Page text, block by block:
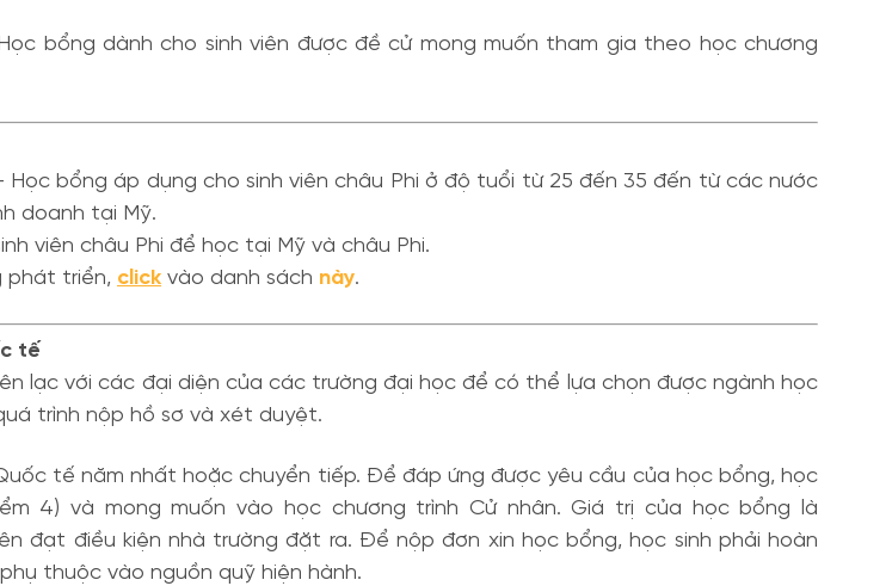
bổng dành cho sinh viên được đề cử mong muốn tham gia theo học chương
Học bổng áp dụng cho sinh viên châu Phi ở độ tuổi từ 25 đến 35 đến từ các nước
doanh tại Mỹ.
viên châu Phi để học tại Mỹ và châu Phi.
phát triển, click vào danh sách này.
tế
lạc với các đại diện của các trường đại học để có thể lựa chọn được ngành học
trình nộp hồ sơ và xét duyệt.
tế năm nhất hoặc chuyển tiếp. Để đáp ứng được yêu cầu của học bổng, học
4) và mong muốn vào học chương trình Cử nhân. Giá trị của học bổng là
đạt điều kiện nhà trường đặt ra. Để nộp đơn xin học bổng, học sinh phải hoàn
thuộc vào nguồn quỹ hiện hành.